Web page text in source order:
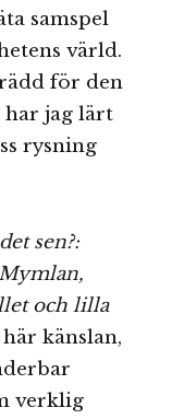
samspel
värld.
för den
har jag lärt
rysning
sen?:
och lilla
känslan,
verklig